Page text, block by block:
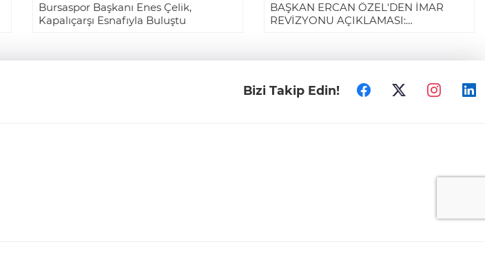
Bursaspor Başkanı Enes Çelik,
Kapalıçarşı Esnafıyla Buluştu
BAŞKAN ERCAN ÖZEL'DEN İMAR
REVİZYONU AÇIKLAMASI:
Bizi Takip Edin!